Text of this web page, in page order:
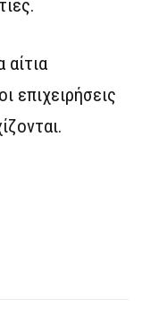
αίτια
επιχειρήσεις